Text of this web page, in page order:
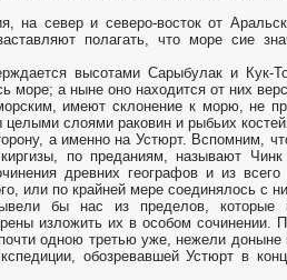
на север и северо-восток от
полагать, что море сие
высотами Сарыбулак и Кук-
море; а ныне оно находится от них
имеют склонение к морю, не
слоями раковин и рыбьих
а именно на Устюрт. Вспомним,
по преданиям, называют Чинк
древних географов и из всего
или по крайней мере соединялось с
бы нас из пределов,
изложить их в особом сочинении.
одною третью уже, нежели доныне
обозревавшей Устюрт в